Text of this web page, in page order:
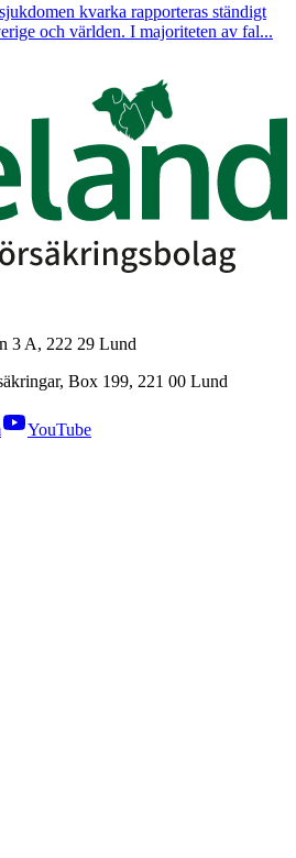
kvarka rapporteras ständigt
och världen. I majoriteten av fal...
3 A, 222 29 Lund
Box 199, 221 00 Lund
YouTube